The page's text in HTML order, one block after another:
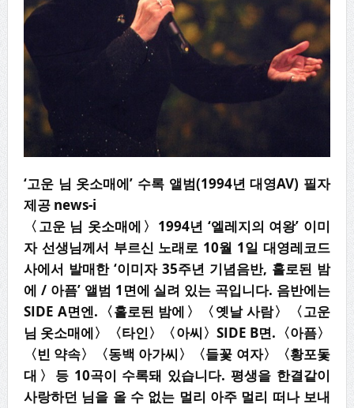
‘고운 님 옷소매에’ 수록 앨범(1994년 대영AV) 필자
제공 news-i
〈고운 님 옷소매에 〉 1994년 ‘엘레지의 여왕’ 이미
자 선생님께서 부르신 노래로 10월 1일 대영레코드
사에서 발매한 ‘이미자 35주년 기념음반, 홀로된 밤
에 / 아픔’ 앨범 1 면에 실려 있는 곡입니다. 음반에는
SIDE A면엔. 〈홀로된 밤에 〉〈옛날 사람〉〈고운
님 옷소매에〉〈타인〉〈아씨〉SIDE B면. 〈아픔〉
〈빈 약속〉〈동백 아가씨〉〈들꽃 여자〉〈황포돛
대 〉 등 10곡이 수록돼 있습니다.평생을 한결같이
사랑하던 님을 올 수 없는 멀리 아주 멀리 떠나 보내